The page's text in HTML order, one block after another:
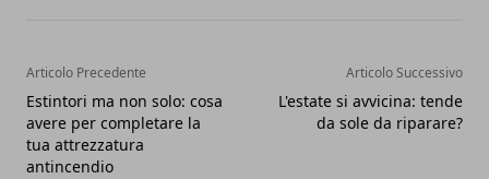
Articolo Precedente
Estintori ma non solo: cosa
avere per completare la
tua attrezzatura
antincendio
Articolo Successivo
L'estate si avvicina: tende
da sole da riparare?